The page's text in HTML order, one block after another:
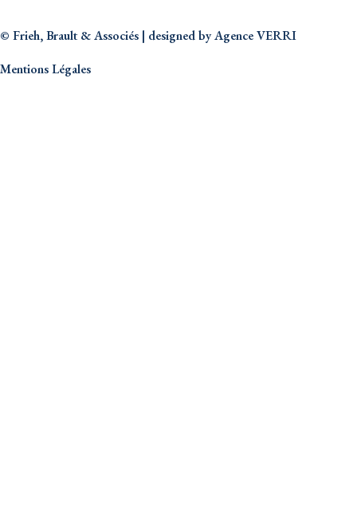
© Frieh, Brault & Associés | designed byAgence VERRI
Mentions Légales